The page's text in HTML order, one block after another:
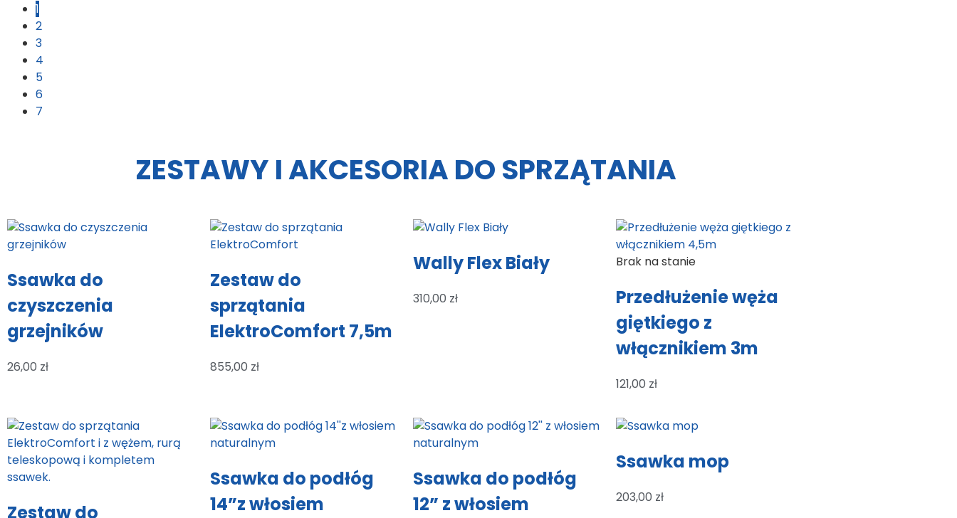
1
2
3
4
5
6
7
ZESTAWY I AKCESORIA DO SPRZĄTANIA
Ssawka do
czyszczenia
grzejników
26,00 zł
Zestaw do
sprzątania
ElektroComfort 7,5m
855,00 zł
Wally Flex Biały
310,00 zł
Brak na stanie
Przedłużenie węża
giętkiego z
włącznikiem 3m
121,00 zł
Zestaw do
Ssawka do podłóg
14”z włosiem
Ssawka do podłóg
12” z włosiem
Ssawka mop
203,00 zł